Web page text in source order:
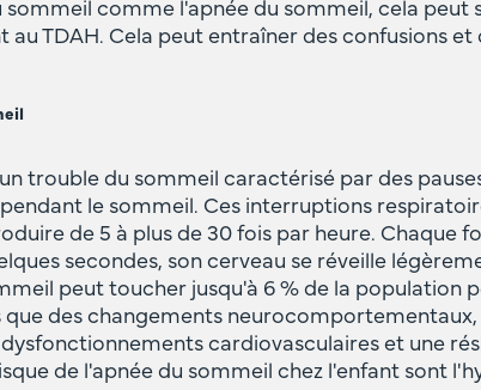
comme l'apnée du sommeil, cela peut
au TDAH. Cela peut entraîner des confusions et
trouble du sommeil caractérisé par des
le sommeil. Ces interruptions
de 5 à plus de 30 fois par heure. Chaque
secondes, son cerveau se réveille
peut toucher jusqu'à 6 % de la population
des changements
cardiovasculaires et une
de l'apnée du sommeil chez l'enfant sont